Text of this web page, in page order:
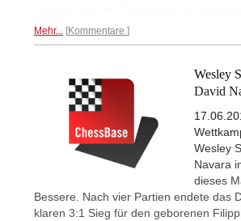
Mehr... Kommentare
Wesley
David
Wesley
Navara
dieses
Bessere. Nach vier Partien endete das
klaren 3:1 Sieg für den geborenen